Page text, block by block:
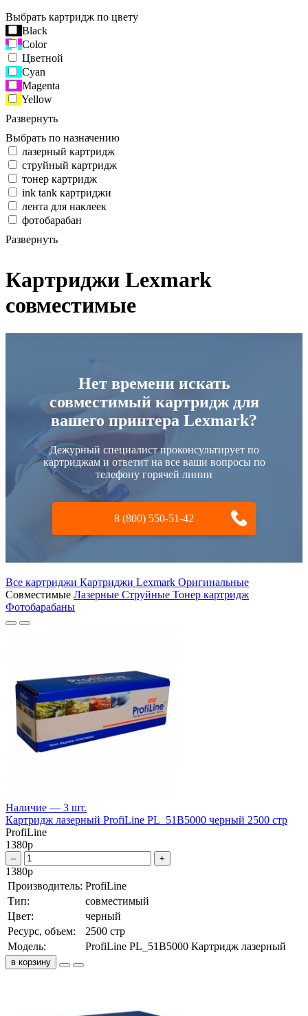
Выбрать картридж по цвету
Black
Color
Цветной
Cyan
Magenta
Yellow
Развернуть
Выбрать по назначению
лазерный картридж
струйный картридж
тонер картридж
ink tank картриджи
лента для наклеек
фотобарабан
Развернуть
Картриджи Lexmark
совместимые
Нет времени искать
совместимый картридж для
вашего принтера Lexmark?
Дежурный специалист проконсультирует по
картриджам и ответит на все ваши вопросы по
телефону горячей линии
8 (800) 550-51-42
Все картриджи Картриджи Lexmark Оригинальные
Совместимые Лазерные Струйные Тонер картридж
Фотобарабаны
Наличие — 3 шт.
Картридж лазерный ProfiLine PL_51B5000 черный 2500 стр
ProfiLine
1380р
– +
1380р
Производитель: ProfiLine
Тип:
совместимый
Цвет:
черный
Ресурс, объем:
2500 стр
Модель:
ProfiLine PL_51B5000 Картридж лазерный
в корзину